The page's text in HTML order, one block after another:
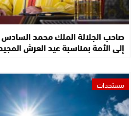
صاحب الجلالة الملك محمد السادس
إلى الأمة بمناسبة عيد العرش
مستجدات